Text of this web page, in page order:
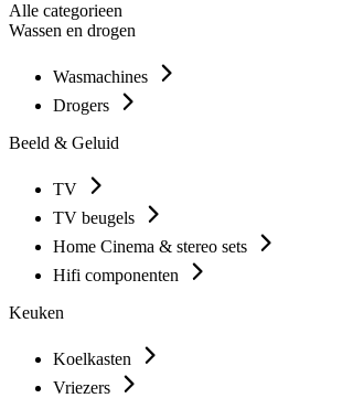
Alle categorieen
Wassen en drogen
Wasmachines
Drogers
Beeld & Geluid
TV
TV beugels
Home Cinema & stereo sets
Hifi componenten
Keuken
Koelkasten
Vriezers